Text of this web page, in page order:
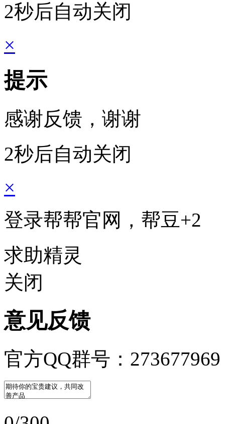
2秒后自动关闭
×
提示
感谢反馈，谢谢
2秒后自动关闭
×
登录帮帮官网，帮豆+2
求助精灵
关闭
意见反馈
官方QQ群号：273677969